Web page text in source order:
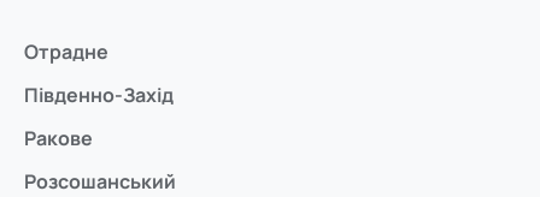
Отрадне
Південно-Захід
Ракове
Розсошанський